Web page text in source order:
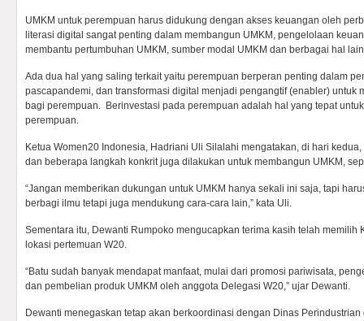
UMKM untuk perempuan harus didukung dengan akses keuangan oleh
literasi digital sangat penting dalam membangun UMKM, pengelolaan
membantu pertumbuhan UMKM, sumber modal UMKM dan berbagai hal
Ada dua hal yang saling terkait yaitu perempuan berperan penting dalam
pascapandemi, dan transformasi digital menjadi pengangtif (enabler) untuk
bagi perempuan. Berinvestasi pada perempuan adalah hal yang tepat
perempuan.
Ketua Women20 Indonesia, Hadriani Uli Silalahi mengatakan, di hari
dan beberapa langkah konkrit juga dilakukan untuk membangun UMKM,
“Jangan memberikan dukungan untuk UMKM hanya sekali ini saja, tapi
berbagi ilmu tetapi juga mendukung cara-cara lain,” kata Uli.
Sementara itu, Dewanti Rumpoko mengucapkan terima kasih telah memilih
lokasi pertemuan W20.
“Batu sudah banyak mendapat manfaat, mulai dari promosi pariwisata,
dan pembelian produk UMKM oleh anggota Delegasi W20,” ujar Dewanti.
Dewanti menegaskan tetap akan berkoordinasi dengan Dinas